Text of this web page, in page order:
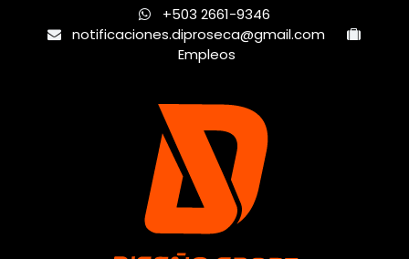
+503 2661-9346
notificaciones.diproseca@gmail.com
Empleos